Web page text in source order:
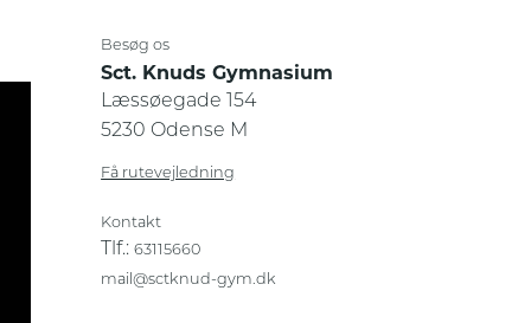
Besøg os
Sct. Knuds Gymnasium
Læssøegade 154
5230 Odense M
Få rutevejledning
Kontakt
Tlf.:63115660
mail@sctknud-gym.dk